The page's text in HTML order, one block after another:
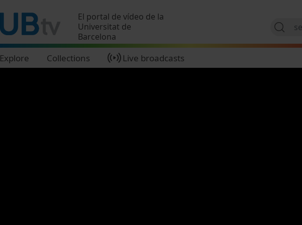
El portal de vídeo de la
Universitat de
Barcelona
Explore Collections Live broadcasts